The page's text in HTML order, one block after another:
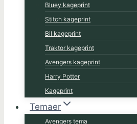
Bluey kageprint
Stitch kageprint
Bil kageprint
Traktor kageprint
Avengers kageprint
Harry Potter
Kageprint
Temaer
Avengers tema